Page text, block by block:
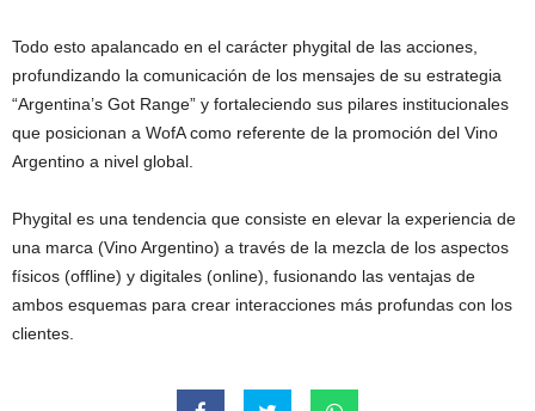
Todo esto apalancado en el carácter phygital de las acciones,
profundizando la comunicación de los mensajes de su estrategia
“Argentina’s Got Range” y fortaleciendo sus pilares institucionales
que posicionan a WofA como referente de la promoción del Vino
Argentino a nivel global.
Phygital es una tendencia que consiste en elevar la experiencia de
una marca (Vino Argentino) a través de la mezcla de los aspectos
físicos (offline) y digitales (online), fusionando las ventajas de
ambos esquemas para crear interacciones más profundas con los
clientes.